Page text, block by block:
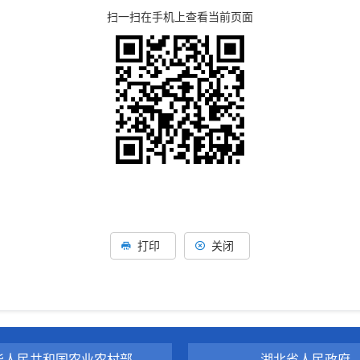
扫一扫在手机上查看当前页面
打印 关闭